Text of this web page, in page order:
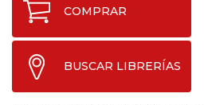
COMPRAR
BUSCAR LIBRERÍAS